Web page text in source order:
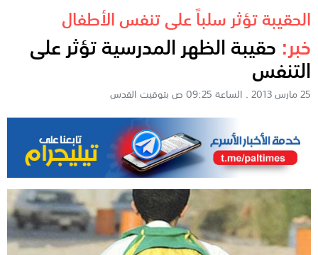
الحقيبة تؤثر سلباً على تنفس الأطفال
خبر: حقيبة الظهر المدرسية تؤثر على
التنفس
25 مارس 2013 . الساعة 09:25 ص بتوقيت القدس